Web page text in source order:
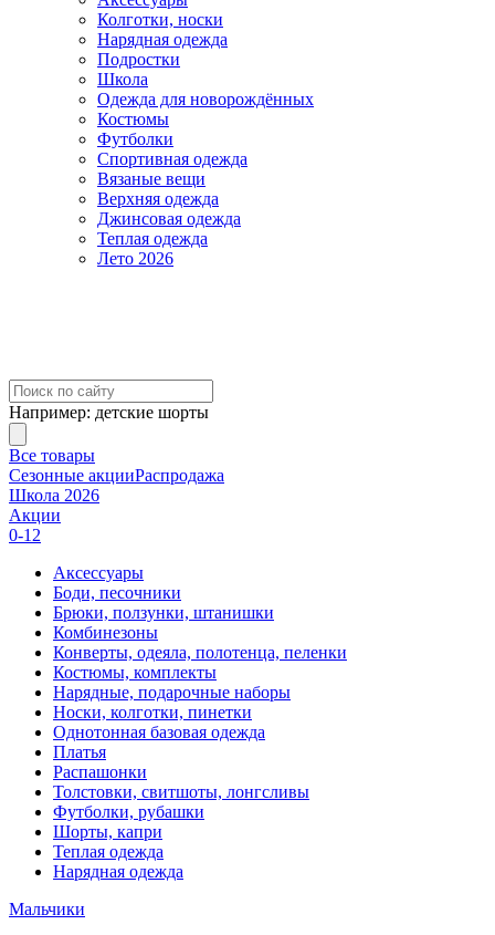
Колготки, носки
Нарядная одежда
Подростки
Школа
Одежда для новорождённых
Костюмы
Футболки
Спортивная одежда
Вязаные вещи
Верхняя одежда
Джинсовая одежда
Теплая одежда
Лето 2026
Например: детские шорты
Все товары
Сезонные акцииРаспродажа
Школа 2026
Акции
0-12
Аксессуары
Боди, песочники
Брюки, ползунки, штанишки
Комбинезоны
Конверты, одеяла, полотенца, пеленки
Костюмы, комплекты
Нарядные, подарочные наборы
Носки, колготки, пинетки
Однотонная базовая одежда
Платья
Распашонки
Толстовки, свитшоты, лонгсливы
Футболки, рубашки
Шорты, капри
Теплая одежда
Нарядная одежда
Мальчики